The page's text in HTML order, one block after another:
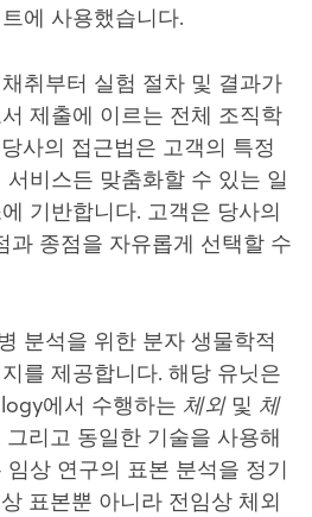
에 사용했습니다.
취부터 실험 절차 및 결과가
제출에 이르는 전체 조직학
사의 접근법은 고객의 특정
비스든 맞춤화할 수 있는 일
기반합니다. 고객은 당사의
과 종점을 자유롭게 선택할 수
분석을 위한 분자 생물학적
를 제공합니다. 해당 유닛은
에서 수행하는 체외및 체
리고 동일한 기술을 사용해
상 연구의 표본 분석을 정기
표본뿐 아니라 전임상 체외